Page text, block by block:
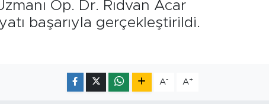
Op. Dr. Rıdvan Acar
başarıyla gerçekleştirildi.
A- A+